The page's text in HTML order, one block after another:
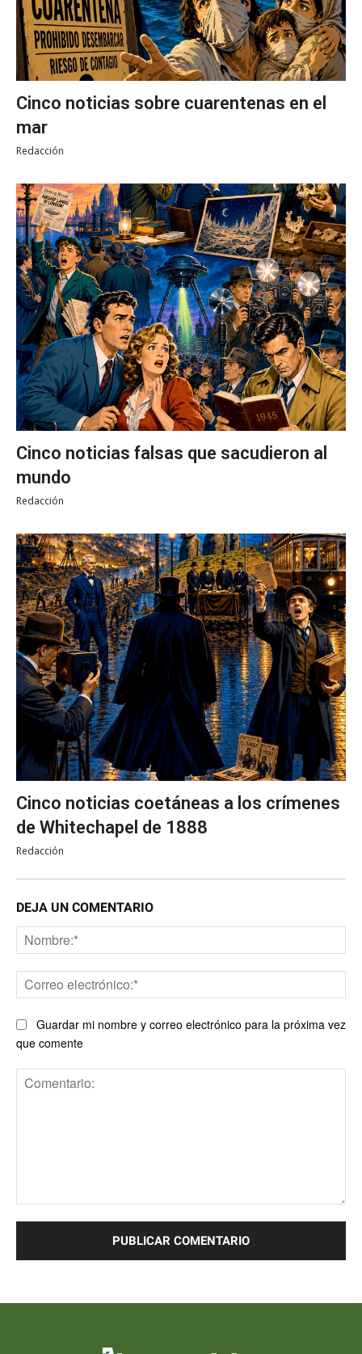
Cinco noticias sobre cuarentenas en el
mar
Redacción
Cinco noticias falsas que sacudieron al
mundo
Redacción
Cinco noticias coetáneas a los crímenes
de Whitechapel de 1888
Redacción
DEJA UN COMENTARIO
Guardar mi nombre y correo electrónico para la próxima vez
que comente